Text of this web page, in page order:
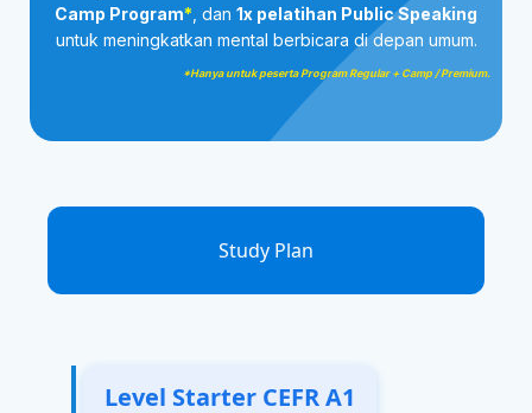
Camp Program* , dan 1x pelatihan Public Speaking
untuk meningkatkan mental berbicara di depan umum.
*Hanya untuk peserta Program Regular + Camp / Premium.
Study Plan
Level Starter CEFR A1